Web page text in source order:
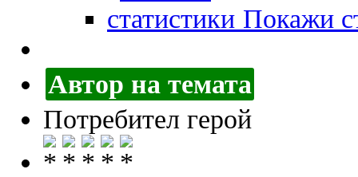
Покажи
Автор на темата
Потребител герой